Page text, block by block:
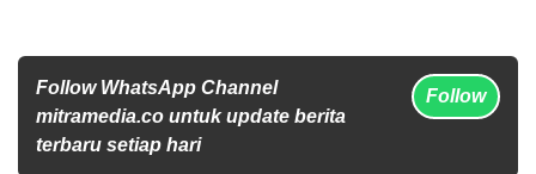
Follow WhatsApp Channel
mitramedia.co untuk update berita
terbaru setiap hari
Follow